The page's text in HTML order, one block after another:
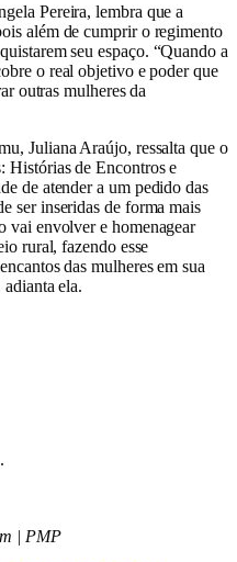
Pereira, lembra que a
além de cumprir o regimento
seu espaço. “Quando a
o real objetivo e poder que
outras mulheres da
Juliana Araújo, ressalta que o
Histórias de Encontros e
de atender a um pedido das
ser inseridas de forma mais
vai envolver e homenagear
rural, fazendo esse
das mulheres em sua
ela.
| PMP